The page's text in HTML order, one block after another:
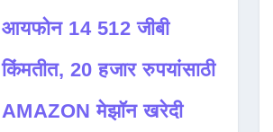
आयफोन 14 512 जीबी
किंमतीत, 20 हजार रुपयांसाठी
AMAZON मेझॉन खरेदी